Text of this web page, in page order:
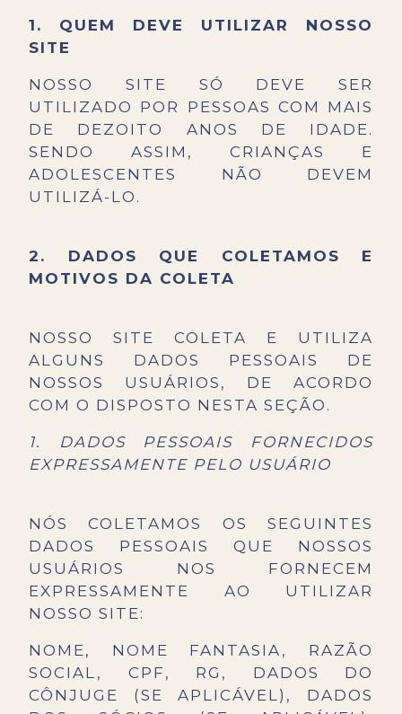
1. QUEM DEVE UTILIZAR NOSSO
SITE
NOSSO SITE SÓ DEVE SER
UTILIZADO POR PESSOAS COM MAIS
DE DEZOITO ANOS DE IDADE.
SENDO ASSIM, CRIANÇAS E
ADOLESCENTES NÃO DEVEM
UTILIZÁ-LO.
2. DADOS QUE COLETAMOS E
MOTIVOS DA COLETA
NOSSO SITE COLETA E UTILIZA
ALGUNS DADOS PESSOAIS DE
NOSSOS USUÁRIOS, DE ACORDO
COM O DISPOSTO NESTA SEÇÃO.
1. DADOS PESSOAIS FORNECIDOS
EXPRESSAMENTE PELO USUÁRIO
NÓS COLETAMOS OS SEGUINTES
DADOS PESSOAIS QUE NOSSOS
USUÁRIOS NOS FORNECEM
EXPRESSAMENTE AO UTILIZAR
NOSSO SITE:
NOME, NOME FANTASIA, RAZÃO
SOCIAL, CPF, RG, DADOS DO
CÔNJUGE (SE APLICÁVEL), DADOS